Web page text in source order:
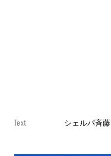
Text シェルパ斉藤